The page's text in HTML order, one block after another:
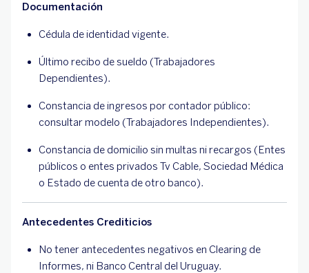
Documentación
Cédula de identidad vigente.
Último recibo de sueldo (Trabajadores
Dependientes).
Constancia de ingresos por contador público:
consultar modelo (Trabajadores Independientes).
Constancia de domicilio sin multas ni recargos (Entes
públicos o entes privados Tv Cable, Sociedad Médica
o Estado de cuenta de otro banco).
Antecedentes Crediticios
No tener antecedentes negativos en Clearing de
Informes, ni Banco Central del Uruguay.